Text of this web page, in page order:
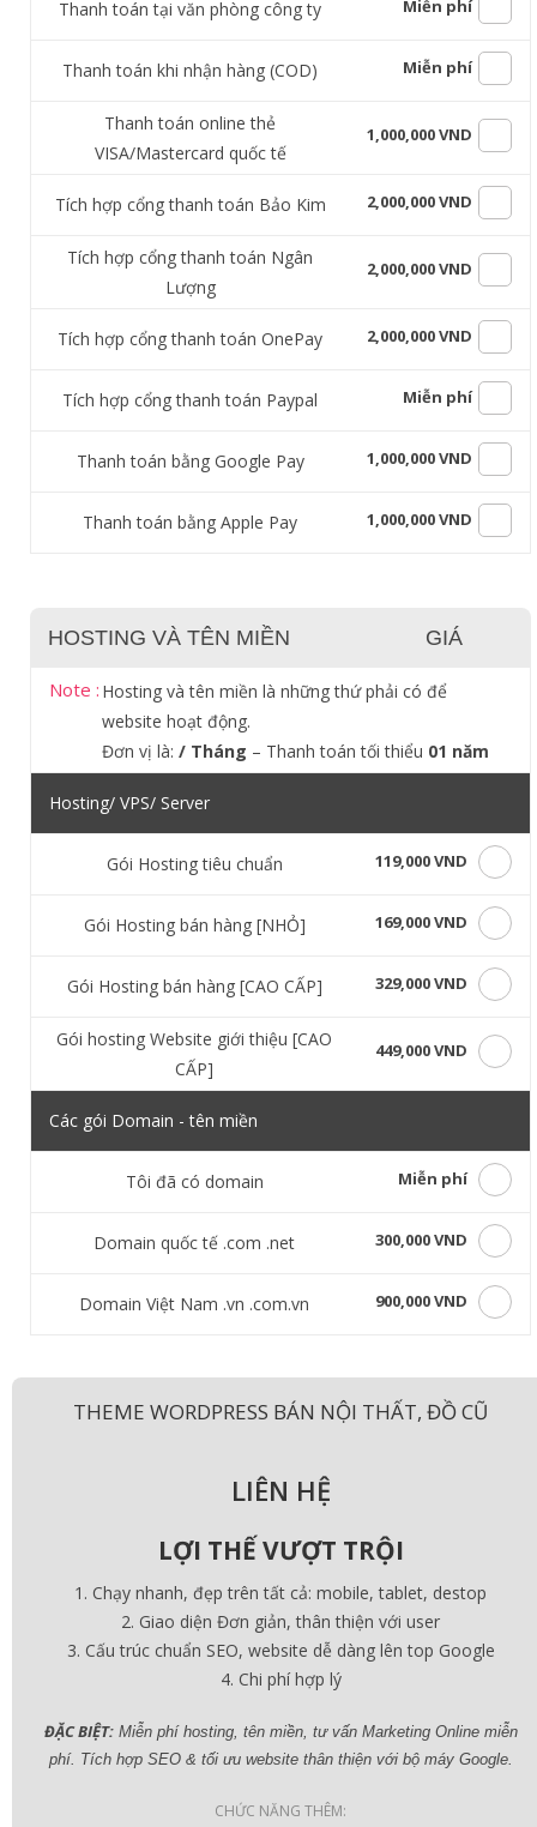
Thanh toán tại văn phòng công ty Miễn phí
Thanh toán khi nhận hàng (COD) Miễn phí
Thanh toán online thẻ
VISA/Mastercard quốc tế
1,000,000 VND
Tích hợp cổng thanh toán Bảo Kim 2,000,000 VND
Tích hợp cổng thanh toán Ngân
Lượng
2,000,000 VND
Tích hợp cổng thanh toán OnePay 2,000,000 VND
Tích hợp cổng thanh toán Paypal Miễn phí
Thanh toán bằng Google Pay 1,000,000 VND
Thanh toán bằng Apple Pay 1,000,000 VND
HOSTING VÀ TÊN MIỀN GIÁ
Note : Hosting và tên miền là những thứ phải có để
website hoạt động.
Đơn vị là: / Tháng – Thanh toán tối thiểu 01 năm
Hosting/ VPS/ Server
Gói Hosting tiêu chuẩn 119,000 VND
Gói Hosting bán hàng [NHỎ] 169,000 VND
Gói Hosting bán hàng [CAO CẤP] 329,000 VND
Gói hosting Website giới thiệu [CAO
CẤP]
449,000 VND
Các gói Domain - tên miền
Tôi đã có domain Miễn phí
Domain quốc tế .com .net 300,000 VND
Domain Việt Nam .vn .com.vn 900,000 VND
THEME WORDPRESS BÁN NỘI THẤT, ĐỒ CŨ
LIÊN HỆ
LỢI THẾ VƯỢT TRỘI
Chạy nhanh, đẹp trên tất cả: mobile, tablet, destop
Giao diện Đơn giản, thân thiện với user
Cấu trúc chuẩn SEO, website dễ dàng lên top Google
Chi phí hợp lý
ĐẶC BIỆT:Miễn phí hosting, tên miền, tư vấn Marketing Online miễn
phí. Tích hợp SEO & tối ưu website thân thiện với bộ máy Google.
CHỨC NĂNG THÊM: